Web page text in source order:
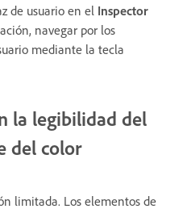
de usuario en el Inspector
navegar por los
mediante la tecla
la legibilidad del
del color
limitada. Los elementos de